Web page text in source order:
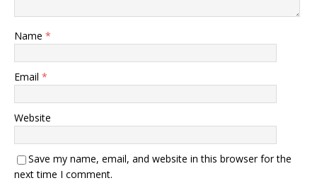
Name *
Email *
Website
Save my name, email, and website in this browser for the
next time I comment.